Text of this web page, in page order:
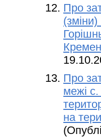
Про
Про
межі с.
на